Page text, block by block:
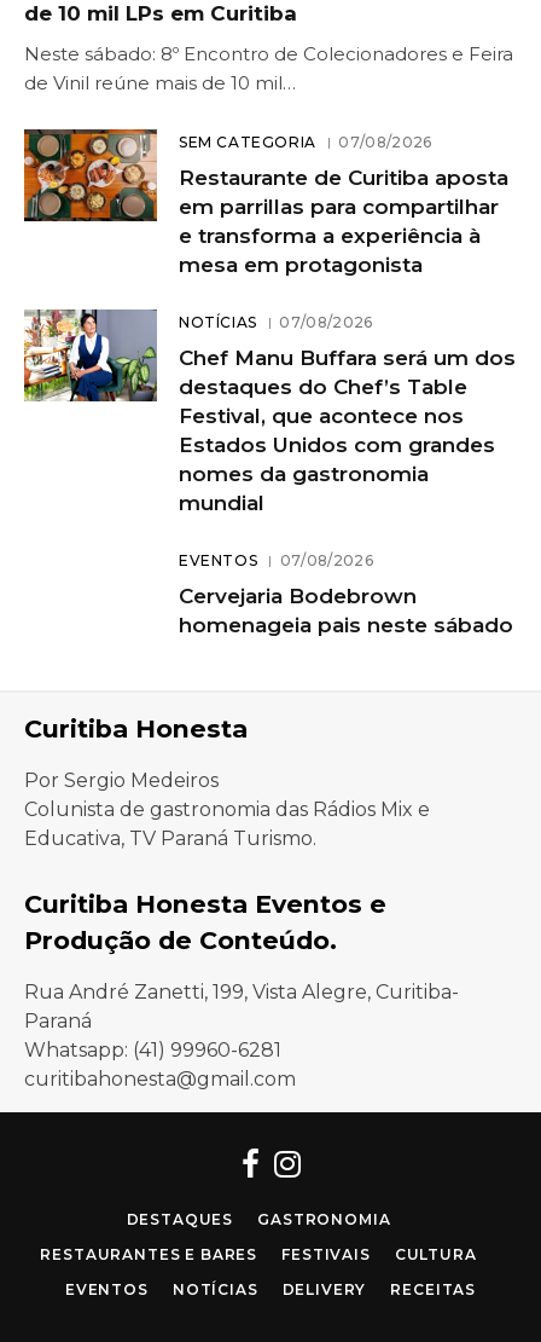
de 10 mil LPs em Curitiba
Neste sábado: 8º Encontro de Colecionadores e Feira
de Vinil reúne mais de 10 mil…
SEM CATEGORIA 07/08/2026
Restaurante de Curitiba aposta
em parrillas para compartilhar
e transforma a experiência à
mesa em protagonista
NOTÍCIAS 07/08/2026
Chef Manu Buffara será um dos
destaques do Chef’s Table
Festival, que acontece nos
Estados Unidos com grandes
nomes da gastronomia
mundial
EVENTOS 07/08/2026
Cervejaria Bodebrown
homenageia pais neste sábado
Curitiba Honesta
Por Sergio Medeiros
Colunista de gastronomia das Rádios Mix e
Educativa, TV Paraná Turismo.
Curitiba Honesta Eventos e
Produção de Conteúdo.
Rua André Zanetti, 199, Vista Alegre, Curitiba-
Paraná
Whatsapp: (41) 99960-6281
curitibahonesta@gmail.com
Facebook
Instagram
DESTAQUES
GASTRONOMIA
RESTAURANTES E BARES
FESTIVAIS
CULTURA
EVENTOS
NOTÍCIAS DELIVERY RECEITAS